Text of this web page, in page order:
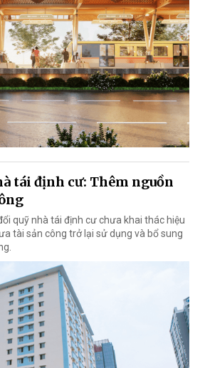
tái định cư: Thêm nguồn
quỹ nhà tái định cư chưa khai thác hiệu
tài sản công trở lại sử dụng và bổ sung